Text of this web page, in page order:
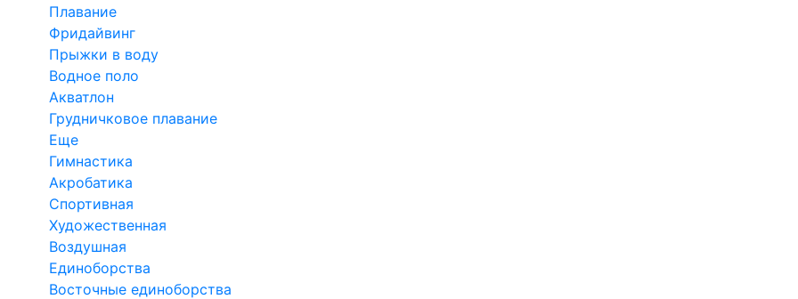
Плавание
Фридайвинг
Прыжки в воду
Водное поло
Акватлон
Грудничковое плавание
Еще
Гимнастика
Акробатика
Спортивная
Художественная
Воздушная
Единоборства
Восточные единоборства